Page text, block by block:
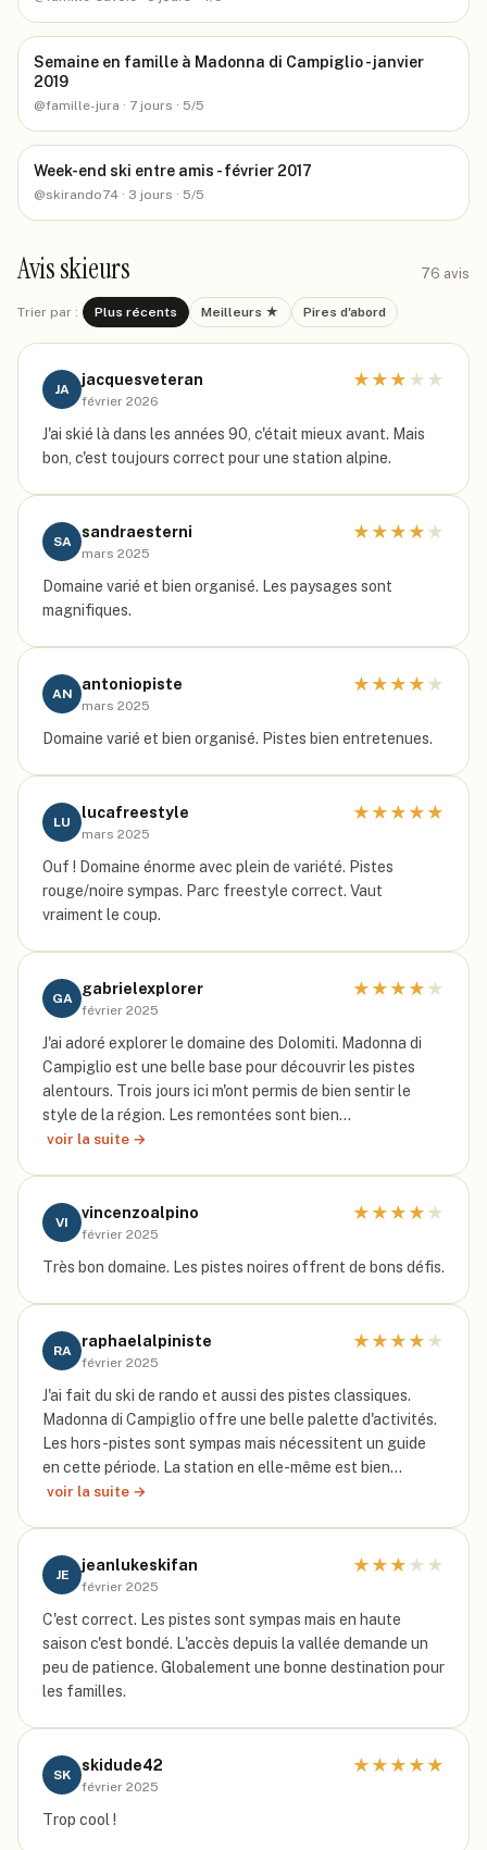
Semaine en famille à Madonna di Campiglio - janvier
2019
@famille-jura · 7 jours · 5/5
Week-end ski entre amis - février 2017
@skirando74 · 3 jours · 5/5
Avis skieurs 76 avis
Trier par : Plus récents Meilleurs ★ Pires d'abord
JA
jacquesveteran
février 2026
★ ★ ★ ★ ★
J'ai skié là dans les années 90, c'était mieux avant. Mais
bon, c'est toujours correct pour une station alpine.
SA
sandraesterni
mars 2025
★ ★ ★ ★ ★
Domaine varié et bien organisé. Les paysages sont
magnifiques.
AN
antoniopiste
mars 2025
★ ★ ★ ★ ★
Domaine varié et bien organisé. Pistes bien entretenues.
LU
lucafreestyle
mars 2025
★ ★ ★ ★ ★
Ouf ! Domaine énorme avec plein de variété. Pistes
rouge/noire sympas. Parc freestyle correct. Vaut
vraiment le coup.
GA
gabrielexplorer
février 2025
★ ★ ★ ★ ★
J'ai adoré explorer le domaine des Dolomiti. Madonna di
Campiglio est une belle base pour découvrir les pistes
alentours. Trois jours ici m'ont permis de bien sentir le
style de la région. Les remontées sont bien…
voir la suite →
VI
vincenzoalpino
février 2025
★ ★ ★ ★ ★
Très bon domaine. Les pistes noires offrent de bons défis.
RA
raphaelalpiniste
février 2025
★ ★ ★ ★ ★
J'ai fait du ski de rando et aussi des pistes classiques.
Madonna di Campiglio offre une belle palette d'activités.
Les hors-pistes sont sympas mais nécessitent un guide
en cette période. La station en elle-même est bien…
voir la suite →
JE
jeanlukeskifan
février 2025
★ ★ ★ ★ ★
C'est correct. Les pistes sont sympas mais en haute
saison c'est bondé. L'accès depuis la vallée demande un
peu de patience. Globalement une bonne destination pour
les familles.
SK
skidude42
février 2025
★ ★ ★ ★ ★
Trop cool !